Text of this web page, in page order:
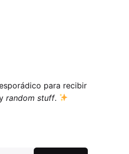
para recibir
yrandom stuff.